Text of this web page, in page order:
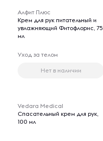
Алфит Плюс
Крем для рук питательный и
увлажняющий Фитофлорис, 75
мл
Уход за телом
Нет в наличии
Vedara Medical
Спасательный крем для рук,
100 мл